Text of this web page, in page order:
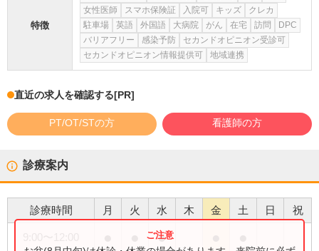
特徴
女性医師
スマホ保険証 入院可 キッズ
クレカ
駐車場
英語 外国語 大病院 がん 在宅 訪問
DPC
バリアフリー
感染予防
セカンドオピニオン受診可
セカンドオピニオン情報提供可
地域連携
直近の求人を確認する[PR]
PT/OT/STの方 看護師の方
診療案内
診療時間 月 火 水 木 金 土 日 祝
●